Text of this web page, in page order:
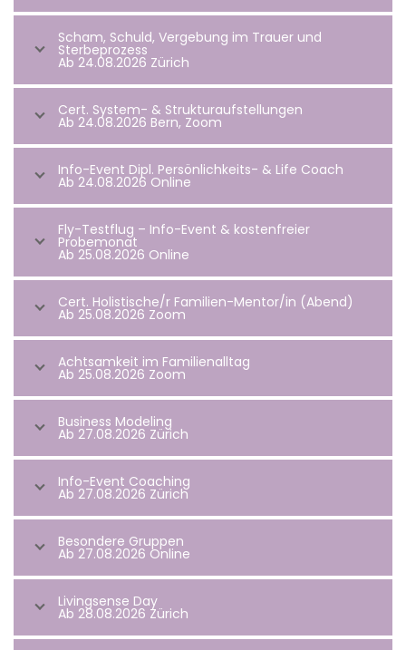
Scham, Schuld, Vergebung im Trauer und
Sterbeprozess
Ab 24.08.2026 Zürich
Cert. System- & Strukturaufstellungen
Ab 24.08.2026 Bern, Zoom
Info-Event Dipl. Persönlichkeits- & Life Coach
Ab 24.08.2026 Online
Fly-Testflug – Info-Event & kostenfreier
Probemonat
Ab 25.08.2026 Online
Cert. Holistische/r Familien-Mentor/in (Abend)
Ab 25.08.2026 Zoom
Achtsamkeit im Familienalltag
Ab 25.08.2026 Zoom
Business Modeling
Ab 27.08.2026 Zürich
Info-Event Coaching
Ab 27.08.2026 Zürich
Besondere Gruppen
Ab 27.08.2026 Online
Livingsense Day
Ab 28.08.2026 Zürich